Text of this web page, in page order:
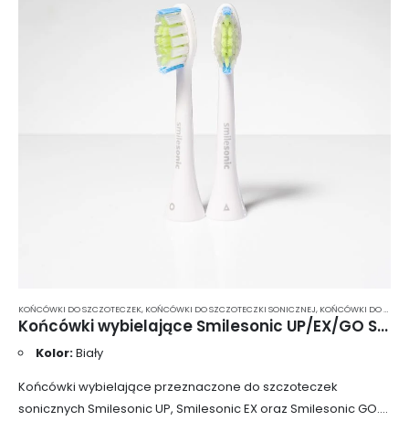
KOŃCÓWKI DO SZCZOTECZEK, KOŃCÓWKI DO SZCZOTECZKI SONICZNEJ, KOŃCÓWKI DO SZCZOTECZKI SONICZNEJ SMILESONIC
Końcówki wybielające Smilesonic UP/EX/GO ShinyWhite 2 szt. – białe
Kolor:Biały
Końcówki wybielające przeznaczone do szczoteczek
sonicznych Smilesonic UP, Smilesonic EX oraz Smilesonic GO.